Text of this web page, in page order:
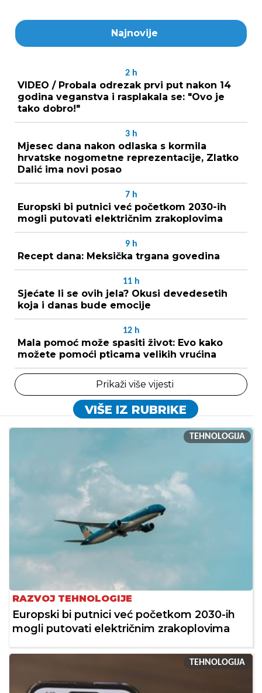
Najnovije
2 h
VIDEO / Probala odrezak prvi put nakon 14
godina veganstva i rasplakala se: "Ovo je
tako dobro!"
3 h
Mjesec dana nakon odlaska s kormila
hrvatske nogometne reprezentacije, Zlatko
Dalić ima novi posao
7 h
Europski bi putnici već početkom 2030-ih
mogli putovati električnim zrakoplovima
9 h
Recept dana: Meksička trgana govedina
11 h
Sjećate li se ovih jela? Okusi devedesetih
koja i danas bude emocije
12 h
Mala pomoć može spasiti život: Evo kako
možete pomoći pticama velikih vrućina
Prikaži više vijesti
VIŠE IZ RUBRIKE
TEHNOLOGIJA
RAZVOJ TEHNOLOGIJE
Europski bi putnici već početkom 2030-ih
mogli putovati električnim zrakoplovima
TEHNOLOGIJA